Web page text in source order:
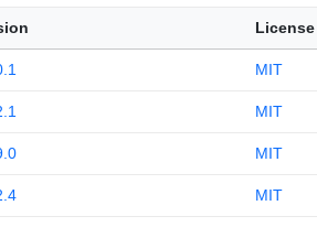
License
MIT
MIT
MIT
MIT